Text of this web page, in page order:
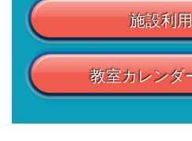
施設利
教室カレンダ